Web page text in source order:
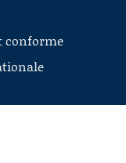
conforme